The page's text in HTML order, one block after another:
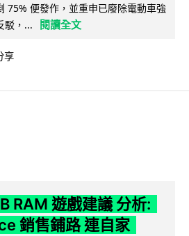
75% 便發作，並重申已廢除電動車強
駁，...
閱讀全文
享
RAM 遊戲建議 分析:
銷售鋪路 連自家